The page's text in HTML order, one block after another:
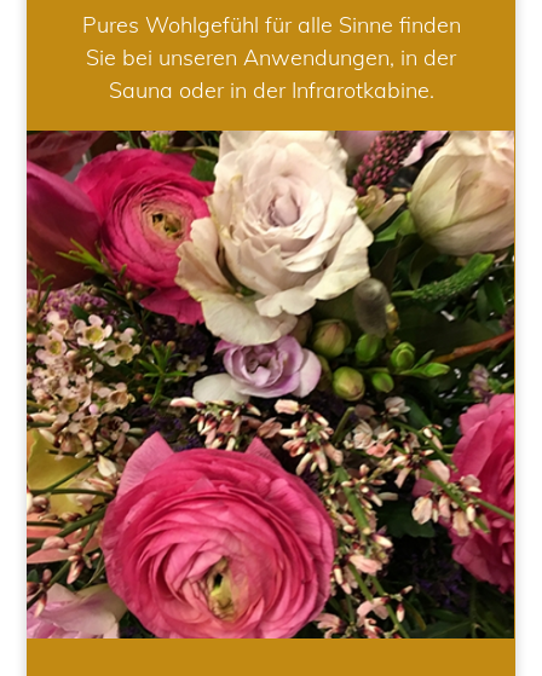
Pures Wohlgefühl für alle Sinne finden
Sie bei unseren Anwendungen, in der
Sauna oder in der Infrarotkabine.
HOCHZEIT